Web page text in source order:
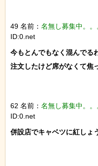
49 名前： 名無し募集中。。
ID:0.net
今もとんでもなく混んでる
注文したけど席がなくて焦
62 名前： 名無し募集中。。
ID:0.net
併設店でキャベツに紅しょ